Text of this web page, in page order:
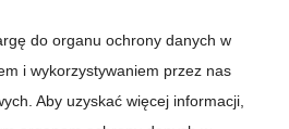
do organu ochrony danych w
i wykorzystywaniem przez nas
Aby uzyskać więcej informacji,